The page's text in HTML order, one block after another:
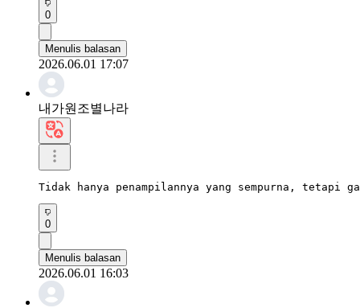
0
Menulis balasan
2026.06.01 17:07
내가원조별나라
Tidak hanya penampilannya yang sempurna,
0
Menulis balasan
2026.06.01 16:03